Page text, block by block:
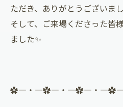
ただき、ありがとうございまし
そして、ご来場くださった皆
ました✨
✿―・―✿―・―✿―・